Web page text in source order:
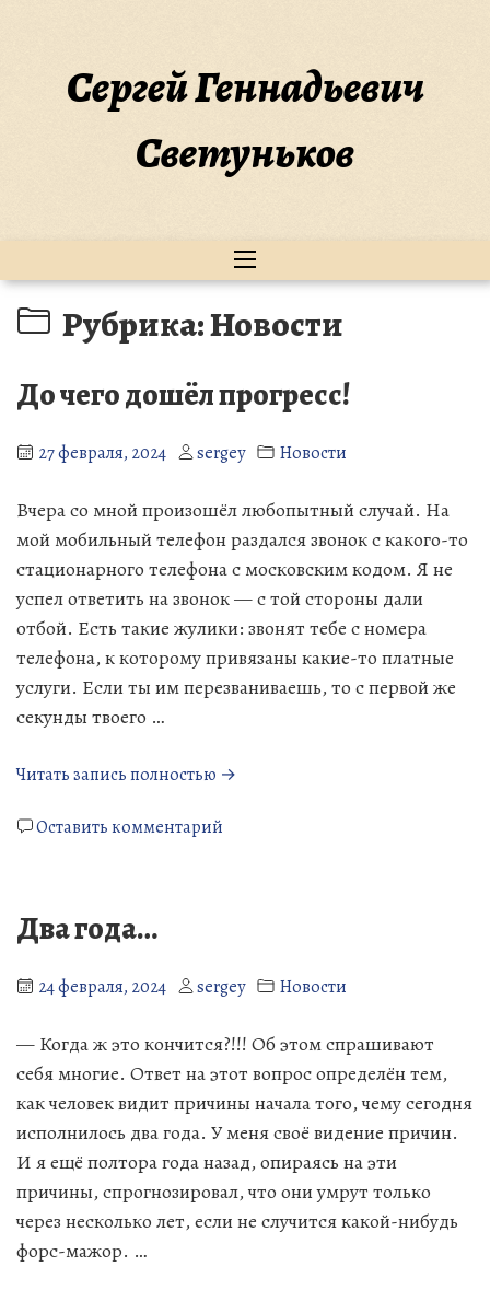
Сергей Геннадьевич
Светуньков
Рубрика:Новости
До чего дошёл прогресс!
27 февраля, 2024 sergey Новости
Вчера со мной произошёл любопытный случай. На
мой мобильный телефон раздался звонок с какого-то
стационарного телефона с московским кодом. Я не
успел ответить на звонок — с той стороны дали
отбой. Есть такие жулики: звонят тебе с номера
телефона, к которому привязаны какие-то платные
услуги. Если ты им перезваниваешь, то с первой же
секунды твоего …
Читать запись полностью →
Оставить комментарий
Два года…
24 февраля, 2024 sergey Новости
— Когда ж это кончится?!!! Об этом спрашивают
себя многие. Ответ на этот вопрос определён тем,
как человек видит причины начала того, чему сегодня
исполнилось два года. У меня своё видение причин.
И я ещё полтора года назад, опираясь на эти
причины, спрогнозировал, что они умрут только
через несколько лет, если не случится какой-нибудь
форс-мажор. …